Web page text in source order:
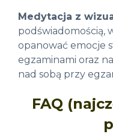
Medytacja z
podświadomością,
opanować emocje
egzaminami oraz
nad sobą przy
FAQ